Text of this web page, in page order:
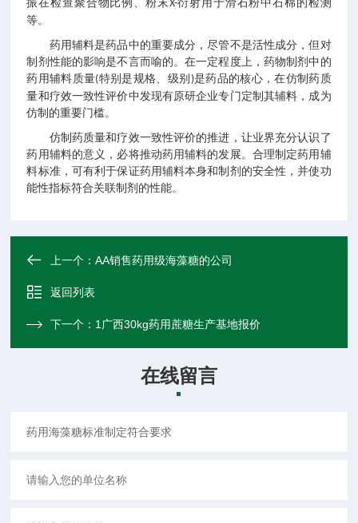
振在检查聚合物比例、粉末X-衍射用于滑石粉中石棉的检测
等。
药用辅料是药品中的重要成分，尽管不是活性成分，但对
制剂性能的影响是不言而喻的。在一定程度上，药物制剂中的
药用辅料质量(特别是规格、级别 )是药品的核心，在仿制药质
量和疗效一致性评价中发现有原研企业专门定制其辅料，成为
仿制的重要门槛。
仿制药质量和疗效一致性评价的推进，让业界充分认识了
药用辅料的意义，必将推动药用辅料的发展。合理制定药用辅
料标准，可有利于保证药用辅料本身和制剂的安全性，并使功
能性指标符合关联制剂的性能。
上一个：AA销售药用级海藻糖的公司
返回列表
下一个： 1广西30kg药用蔗糖生产基地报价
在线留言